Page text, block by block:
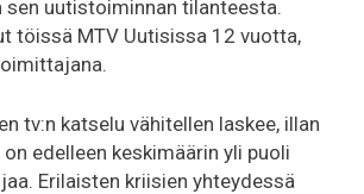
sen uutistoiminnan tilanteesta.
töissä MTV Uutisissa 12 vuotta,
tv:n katselu vähitellen laskee, illan
edelleen keskimäärin yli puoli
Erilaisten kriisien yhteydessä